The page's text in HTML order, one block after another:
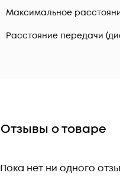
Максимальное
Расстояние передачи
Отзывы о товаре
Пока нет ни одного